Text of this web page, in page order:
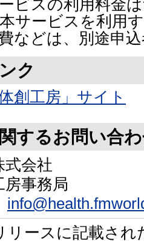
ビスの利用料金
サービスを利用
などは、別途申
ク
体創工房」サイト
するお問い合
式会社
房事務局
リースに記載され